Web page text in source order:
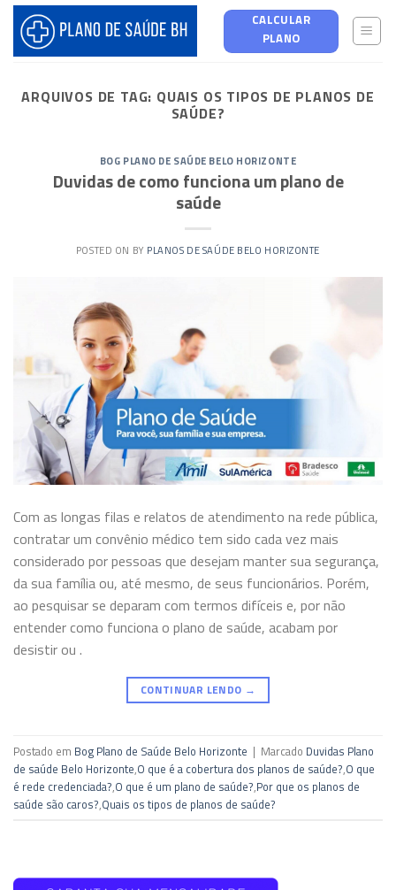
Skip
content
CALCULAR
PLANO
ARQUIVOS DE TAG: QUAIS OS TIPOS DE PLANOS DE
SAÚDE?
BOG PLANO DE SAÚDE BELO HORIZONTE
Duvidas de como funciona um plano de
saúde
POSTED ON BY PLANOS DE SAÚDE BELO HORIZONTE
Com as longas filas e relatos de atendimento na rede pública,
contratar um convênio médico tem sido cada vez mais
considerado por pessoas que desejam manter sua segurança,
da sua família ou, até mesmo, de seus funcionários. Porém,
ao pesquisar se deparam com termos difíceis e, por não
entender como funciona o plano de saúde, acabam por
desistir ou .
CONTINUAR LENDO →
Postado em Bog Plano de Saúde Belo Horizonte | Marcado Duvidas Plano
de saúde Belo Horizonte,O que é a cobertura dos planos de saúde?,O que
é rede credenciada?,O que é um plano de saúde?,Por que os planos de
saúde são caros?,Quais os tipos de planos de saúde?